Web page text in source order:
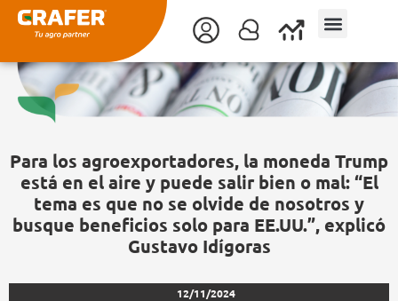
contenido
Para los agroexportadores, la moneda Trump
está en el aire y puede salir bien o mal: “El
tema es que no se olvide de nosotros y
busque beneficios solo para EE.UU.”, explicó
Gustavo Idígoras
12/11/2024